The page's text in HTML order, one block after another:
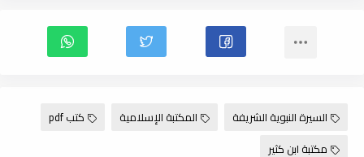
السيرة النبوية الشريفة المكتبة الإسلامية
كتب pdf
مكتبة ابن كثير